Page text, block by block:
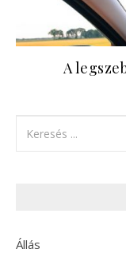
A
Állás